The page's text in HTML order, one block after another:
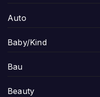
Auto
Baby/Kind
Bau
Beauty